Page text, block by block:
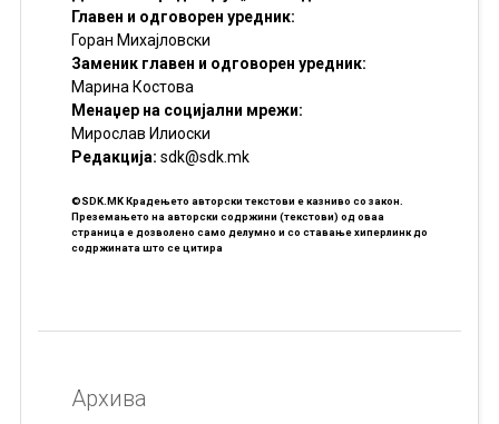
Главен и одговорен уредник:
Горан Михајловски
Заменик главен и одговорен уредник:
Марина Костова
Менаџер на социјални мрежи:
Мирослав Илиоски
Редакцијa: sdk@sdk.mk
©SDK.MK Крадењето авторски текстови е казниво со закон.
Преземањето на авторски содржини (текстови) од оваа
страница е дозволено само делумно и со ставање хиперлинк до
содржината што се цитира
Архива